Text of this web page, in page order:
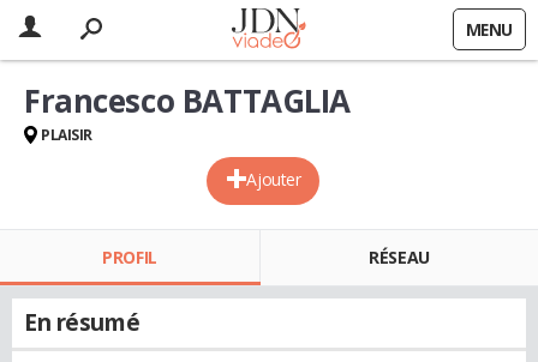
MENU
Ajouter
Francesco BATTAGLIA
PLAISIR
PROFIL RÉSEAU
En résumé